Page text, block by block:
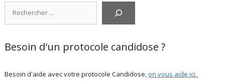
Besoin d'un protocole candidose ?
Besoin d'aide avec votre protocole Candidose, on vous aide ici.